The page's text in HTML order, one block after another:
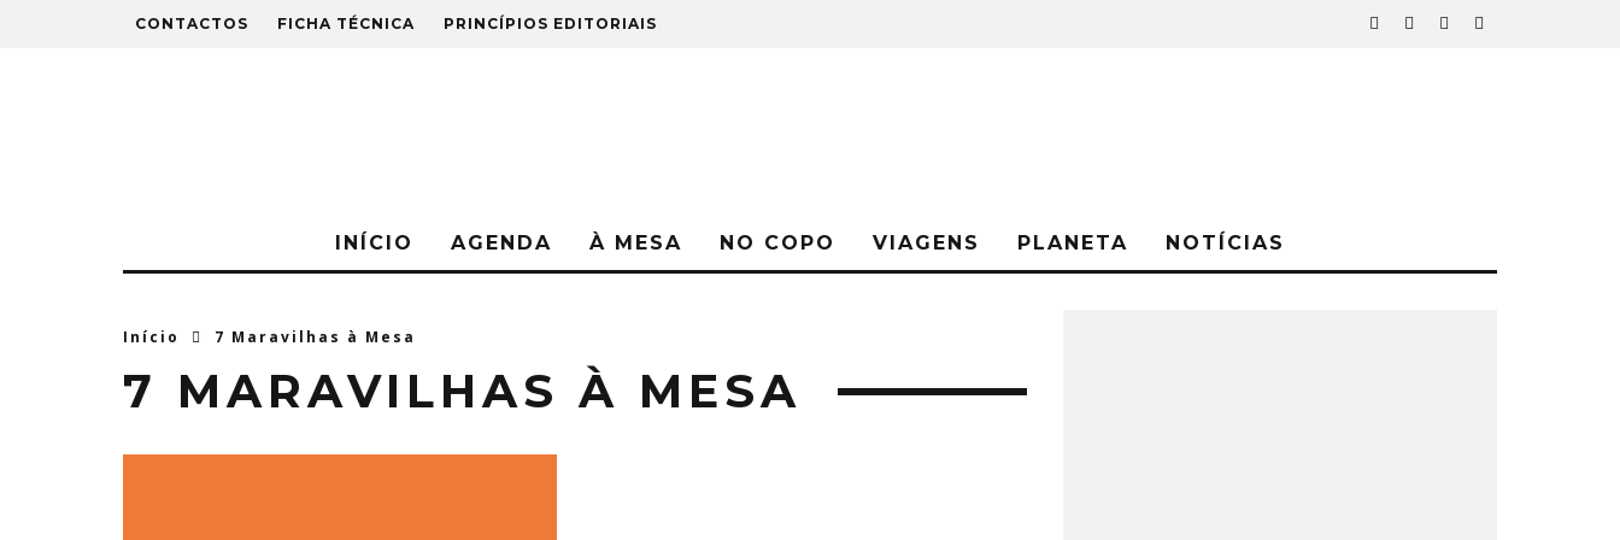
CONTACTOS FICHA TÉCNICA PRINCÍPIOS EDITORIAIS
INÍCIO AGENDA À MESA NO COPO VIAGENS PLANETA NOTÍCIAS
Início 7 Maravilhas à Mesa
7 MARAVILHAS À MESA